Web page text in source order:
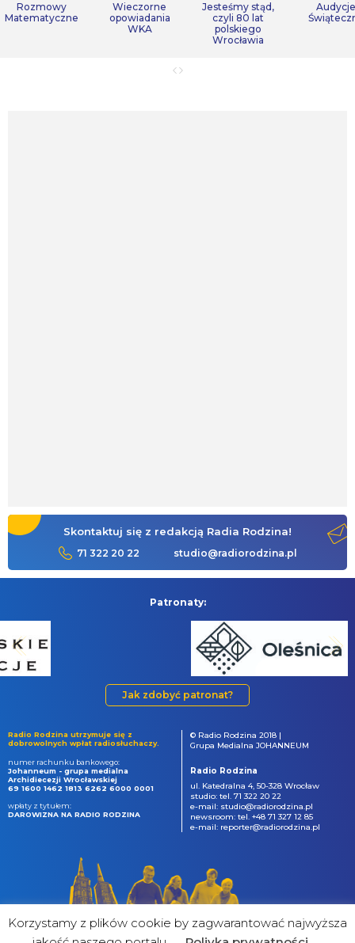
Rozmowy
Matematyczne
Wieczorne
opowiadania
WKA
Jesteśmy stąd,
czyli 80 lat
polskiego
Wrocławia
Audycje
Skontaktuj się z redakcją Radia Rodzina!
71 322 20 22 studio@radiorodzina.pl
Patronaty:
Jak zdobyć patronat?
Radio Rodzina utrzymuje się z
dobrowolnych wpłat radiosłuchaczy.
numer rachunku bankowego:
Johanneum - grupa medialna
Archidiecezji Wrocławskiej
69 1600 1462 1813 6262 6000 0001
wpłaty z tytułem:
DAROWIZNA NA RADIO RODZINA
© Radio Rodzina 2018 |
Grupa Medialna JOHANNEUM
Radio Rodzina
ul. Katedralna 4, 50-328 Wrocław
studio: tel. 71 322 20 22
e-mail: studio@radiorodzina.pl
newsroom: tel. +48 71 327 12 85
e-mail: reporter@radiorodzina.pl
Korzystamy z plików cookie by zagwarantować najwyższa